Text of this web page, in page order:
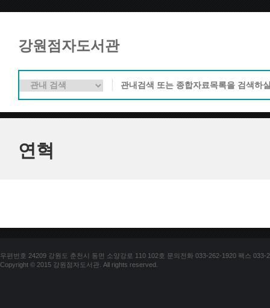
강원점자도서관
연혁
우편번호 24209 강원도 춘천시 동면 소양강로 110 102호 문의전화 033-262-1920 팩스 033-
Copyright © 2015 강원점자도서관. All rights reserved.